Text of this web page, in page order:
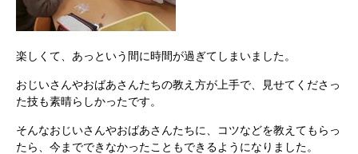
楽しくて、あっという間に時間が過ぎてしまいました。
おじいさんやおばあさんたちの教え方が上手で、見せてくださっ
た技も素晴らしかったです。
そんなおじいさんやおばあさんたちに、コツなどを教えてもらっ
たら、今までできなかったこともできるようになりました。